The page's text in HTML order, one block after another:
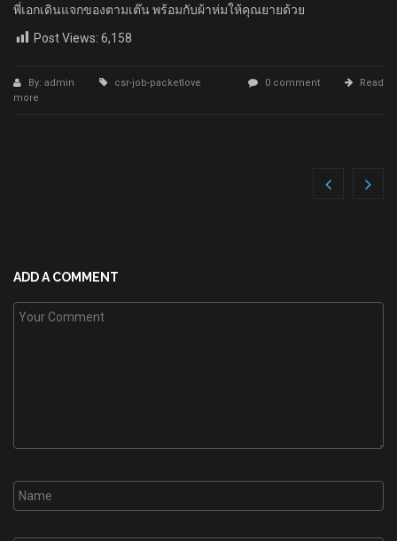
พี่เอกเดินแจกของตามเต๊น พร้อมกับผ้าห่มให้คุณยายด้วย
Post Views: 6,158
By: admin csr-job-packetlove 0 comment
Read
more
ADD A COMMENT